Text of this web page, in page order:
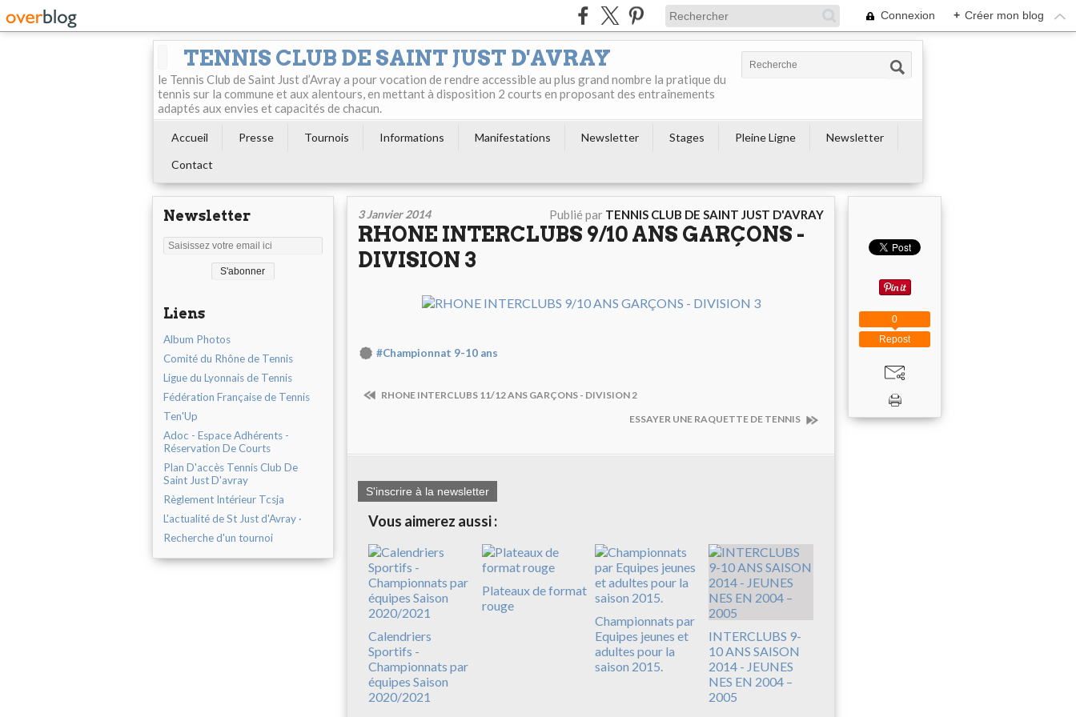
Connexion + Créer mon blog
TENNIS CLUB DE SAINT JUST D'AVRAY
le Tennis Club de Saint Just d’Avray a pour vocation de rendre accessible au plus grand nombre la pratique du
tennis sur la commune et aux alentours, en mettant à disposition 2 courts en proposant des entraînements
adaptés aux envies et capacités de chacun.
Accueil Presse Tournois Informations Manifestations Newsletter Stages Pleine Ligne
Newsletter
Contact
Newsletter
Liens
Album Photos
Comité du Rhône de Tennis
Ligue du Lyonnais de Tennis
Fédération Française de Tennis
Ten'Up
Adoc - Espace Adhérents -
Réservation De Courts
Plan D'accès Tennis Club De
Saint Just D'avray
Règlement Intérieur Tcsja
L'actualité de St Just d'Avray ·
Recherche d'un tournoi
3 Janvier 2014 Publié par TENNIS CLUB DE SAINT JUST D'AVRAY
RHONE INTERCLUBS 9/10 ANS GARÇONS -
DIVISION 3
#Championnat 9-10 ans
RHONE INTERCLUBS 11/12 ANS GARÇONS - DIVISION 2
ESSAYER UNE RAQUETTE DE TENNIS
S'inscrire à la newsletter
Vous aimerez aussi :
Calendriers
Sportifs -
Championnats par
équipes Saison
2020/2021
Plateaux de format
rouge
Championnats par
Equipes jeunes et
adultes pour la
saison 2015.
INTERCLUBS 9-
10 ANS SAISON
2014 - JEUNES
NES EN 2004 –
2005
Repost
0